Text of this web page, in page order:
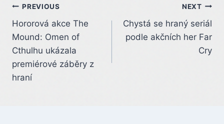
Post
navigation
PREVIOUS
Hororová akce The
Mound: Omen of
Cthulhu ukázala
premiérové záběry z
hraní
NEXT
Chystá se hraný seriál
podle akčních her Far
Cry